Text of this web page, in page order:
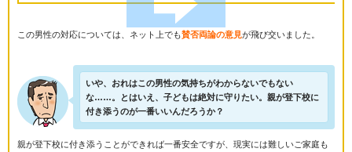
この男性の対応については、ネット上でも賛否両論の意見が飛び交いました。
いや、おれはこの男性の気持ちがわからないでもない
な……。とはいえ、子どもは絶対に守りたい。親が登下校に
付き添うのが一番いいんだろうか？
親が登下校に付き添うことができれば一番安全ですが、現実には難しいご家庭も